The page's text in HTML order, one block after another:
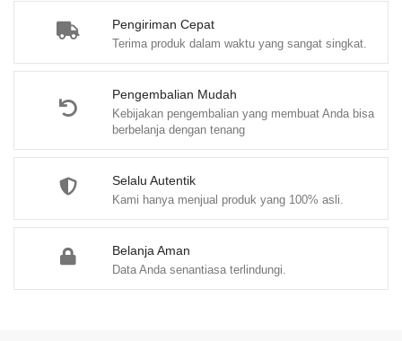
Pengiriman Cepat
Terima produk dalam waktu yang sangat singkat.
Pengembalian Mudah
Kebijakan pengembalian yang membuat Anda bisa
berbelanja dengan tenang
Selalu Autentik
Kami hanya menjual produk yang 100% asli.
Belanja Aman
Data Anda senantiasa terlindungi.